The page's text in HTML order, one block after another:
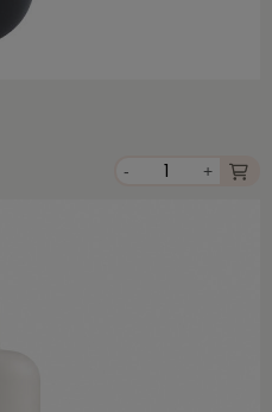
- +